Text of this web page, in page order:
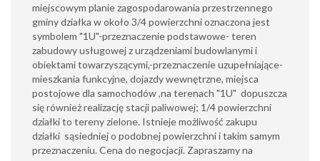
miejscowym planie zagospodarowania przestrzennego
gminy działka w około 3/4 powierzchni oznaczona jest
symbolem "1U"-przeznaczenie podstawowe- teren
zabudowy usługowej z urządzeniami budowlanymi i
obiektami towarzyszącymi,-przeznaczenie uzupełniające-
mieszkania funkcyjne, dojazdy wewnętrzne, miejsca
postojowe dla samochodów ,na terenach "1U" dopuszcza
się również realizację stacji paliwowej; 1/4 powierzchni
działki to tereny zielone. Istnieje możliwość zakupu
działki sąsiedniej o podobnej powierzchni i takim samym
przeznaczeniu. Cena do negocjacji. Zapraszamy na